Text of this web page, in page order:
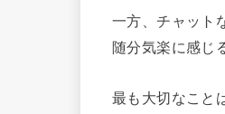
一方、チャット
随分気楽に感じ
最も大切なこと